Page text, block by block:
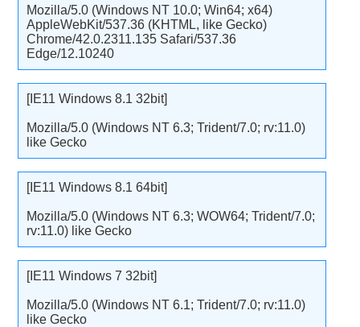
Mozilla/5.0 (Windows NT 10.0; Win64; x64)
AppleWebKit/537.36 (KHTML, like Gecko)
Chrome/42.0.2311.135 Safari/537.36
Edge/12.10240
[IE11 Windows 8.1 32bit]
Mozilla/5.0 (Windows NT 6.3; Trident/7.0; rv:11.0)
like Gecko
[IE11 Windows 8.1 64bit]
Mozilla/5.0 (Windows NT 6.3; WOW64; Trident/7.0;
rv:11.0) like Gecko
[IE11 Windows 7 32bit]
Mozilla/5.0 (Windows NT 6.1; Trident/7.0; rv:11.0)
like Gecko